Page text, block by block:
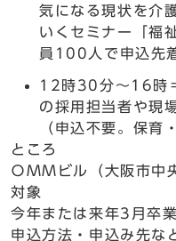
気になる現状を介
いくセミナー「福
員100人で申込先
12時30分～16時
の採用担当者や現
（申込不要。保育
ところ
ＯＭＭビル（大阪市中
対象
今年または来年3月卒
申込方法・申込み先な